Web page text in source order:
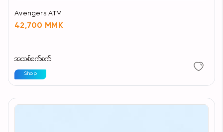
Avengers ATM
42,700 MMK
အသစ်စက်စက်
Shop